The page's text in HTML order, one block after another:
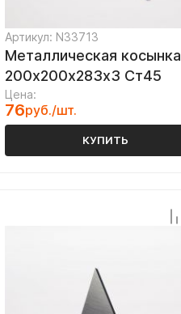
Артикул: N33713
Металлическая косынка
200х200х283х3 Ст45
Цена:
76руб./шт.
КУПИТЬ